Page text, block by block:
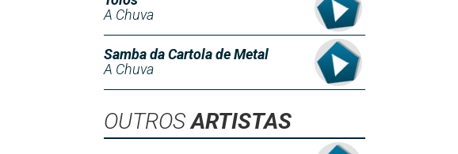
A Chuva
Samba da Cartola de Metal
A Chuva
OUTROSARTISTAS